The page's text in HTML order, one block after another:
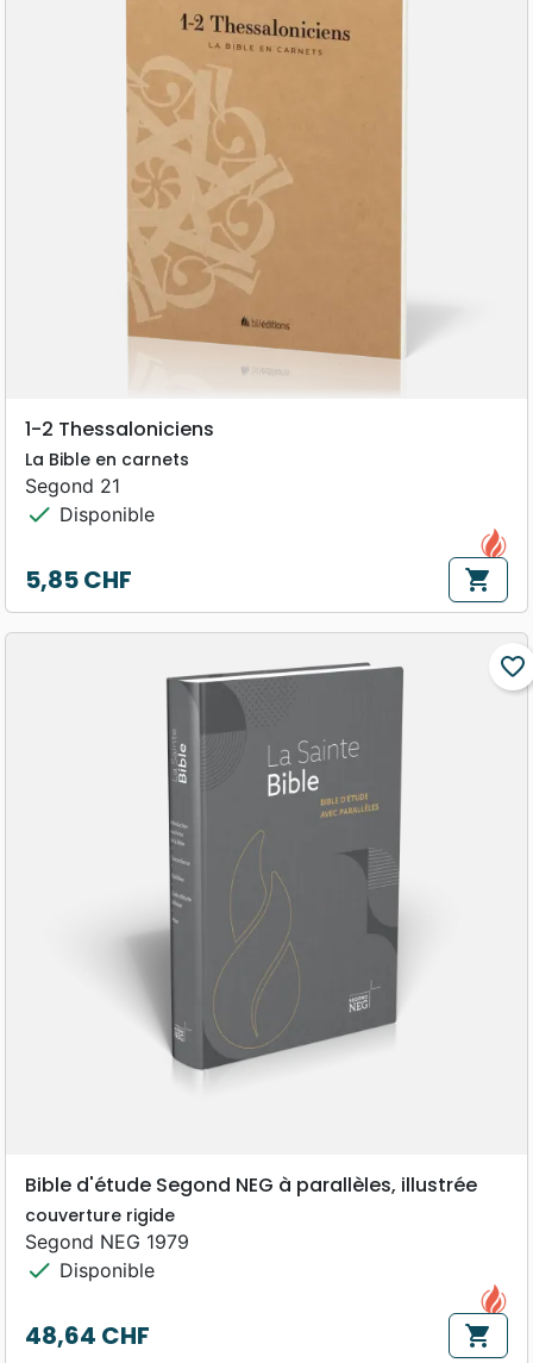
1-2 Thessaloniciens
La Bible en carnets
Segond 21
check Disponible
Prix
5,85 CHF shopping_cart
favorite_border
Bible d'étude Segond NEG à parallèles, illustrée
couverture rigide
Segond NEG 1979
check Disponible
Prix
48,64 CHF shopping_cart